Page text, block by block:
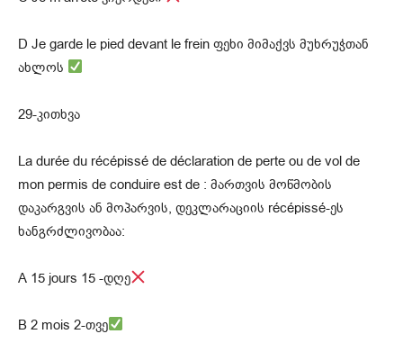
D Je garde le pied devant le frein ფეხი მიმაქვს მუხრუჭთან
ახლოს
29-კითხვა
La durée du récépissé de déclaration de perte ou de vol de
mon permis de conduire est de : მართვის მოწმობის
დაკარგვის ან მოპარვის, დეკლარაციის récépissé-ეს
ხანგრძლივობაა:
A 15 jours 15 -დღე
B 2 mois 2-თვე